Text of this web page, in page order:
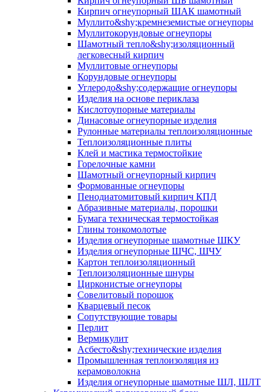
Кирпич огнеупорный ШАК шамотный
Муллито&shy;­кремнеземистые огнеупоры
Муллито­корундовые огнеупоры
Шамотный тепло&shy;изоляционный
легковесный кирпич
Муллитовые огнеупоры
Корундовые огнеупоры
Углеродо&shy;содержащие огнеупоры
Изделия на основе периклаза
Кислотоупорные материалы
Динасовые огнеупорные изделия
Рулонные материалы теплоизоляционные
Тепло­изоляционные плиты
Клей и мастика термостойкие
Горелочные камни
Шамотный огнеупорный кирпич
Формованные огнеупоры
Пенодиатомитовый кирпич КПД
Абразивные материалы, порошки
Бумага техническая термостойкая
Глины тонкомолотые
Изделия огнеупорные шамотные ШКУ
Изделия огнеупорные ШЧС, ШЧУ
Картон теплоизоляционный
Теплоизоляционные шнуры
Цирконистые огнеупоры
Совелитовый порошок
Кварцевый песок
Сопутствующие товары
Перлит
Вермикулит
Асбесто&shy;технические изделия
Промышленная теплоизоляция из
керамоволокна
Изделия огнеупорные шамотные ШЛ, ШЛТ